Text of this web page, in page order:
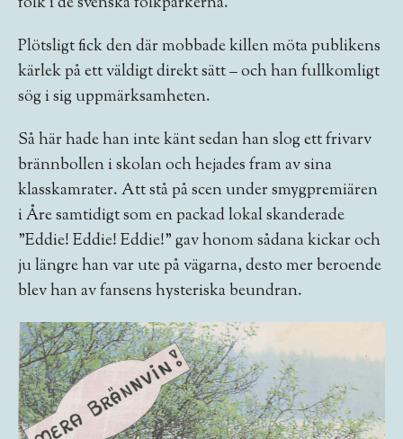
Plötsligt fick den där mobbade killen möta publikens
kärlek på ett väldigt direkt sätt – och han fullkomligt
sög i sig uppmärksamheten.
Så här hade han inte känt sedan han slog ett frivarv
brännbollen i skolan och hejades fram av sina
klasskamrater. Att stå på scen under smygpremiären
i Åre samtidigt som en packad lokal skanderade
”Eddie! Eddie! Eddie!” gav honom sådana kickar och
ju längre han var ute på vägarna, desto mer beroende
blev han av fansens hysteriska beundran.